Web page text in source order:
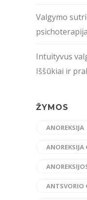
Valgymo
psichoterapija
Intuityvus
Iššūkiai ir
ŽYMOS
ANOREKSIJA
ANOREKSIJA
ANTSVORIO